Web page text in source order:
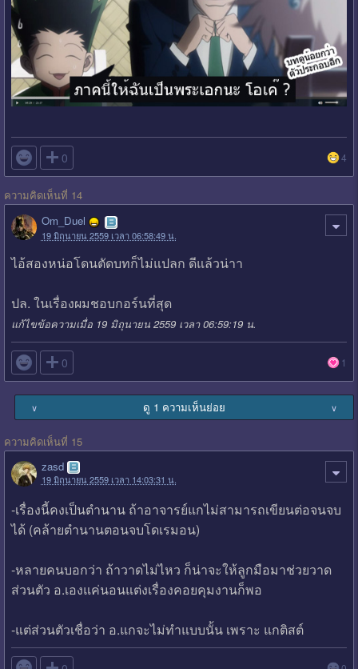
 0 4
ความคิดเห็นที่ 14
Om_Duel
19 มิถุนายน 2559 เวลา 06:58:49 น.
ไอ้สองหน่อโดนตัดบทก็ไม่แปลก ดีแล้วน่าา
ปล. ในเรื่องผมชอบกอร์นที่สุด
แก้ไขข้อความเมื่อ 19 มิถุนายน 2559 เวลา 06:59:19 น.
 0 1
∨ ดู 1 ความเห็นย่อย ∨
ความคิดเห็นที่ 15
zasd
19 มิถุนายน 2559 เวลา 14:03:31 น.
-เรื่องนี้คงเป็นตำนาน ถ้าอาจารย์แกไม่สามารถเขียนต่อจนจบ
ได้ (คล้ายตำนานตอนจบโดเรมอน)
-หลายคนบอกว่า ถ้าวาดไม่ไหว ก็น่าจะให้ลูกมือมาช่วยวาด
ส่วนตัว อ.เองแค่นอนแต่งเรื่องคอยคุมงานก็พอ
-แต่ส่วนตัวเชื่อว่า อ.แกจะไม่ทำแบบนั้น เพราะ แกติสต์